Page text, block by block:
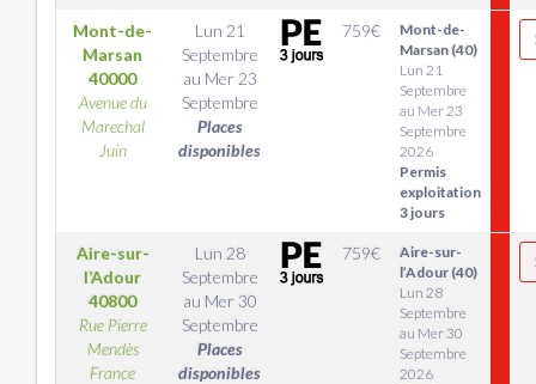
Mont-de-
Marsan
40000
Avenue du
Marechal
Juin
Lun 21
Septembre
au Mer 23
Septembre
Places
disponibles
759€
Mont-de-
Marsan (40)
Lun 21
Septembre
au Mer 23
Septembre
2026
Permis
exploitation
3 jours
Aire-sur-
l’Adour
40800
Rue Pierre
Mendès
France
Lun 28
Septembre
au Mer 30
Septembre
Places
disponibles
759€
Aire-sur-
l’Adour (40)
Lun 28
Septembre
au Mer 30
Septembre
2026